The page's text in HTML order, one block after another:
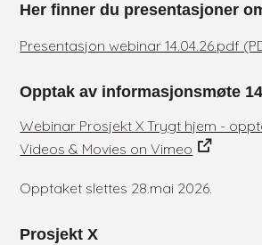
Her finner du presentasjoner
Presentasjon webinar 14.04.26.pdf
Opptak av informasjonsmøte
Webinar Prosjekt X Trygt hjem -
Videos & Movies on Vimeo
Opptaket slettes 28.mai 2026.
Prosjekt X